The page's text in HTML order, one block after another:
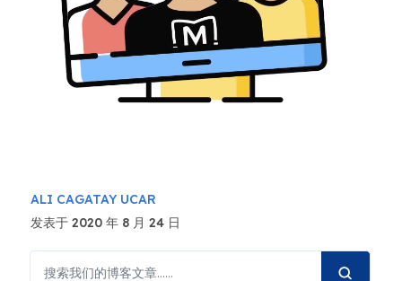
ALI CAGATAY UCAR
发表于 2020 年 8 月 24 日